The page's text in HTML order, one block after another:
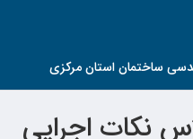
ساختمان استان مرکزی
نکات اجرایی